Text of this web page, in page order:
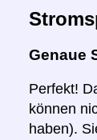
Genaue
Perfekt!
können
haben).